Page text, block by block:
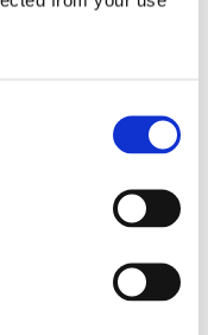
som
för att
filtrerat för att
mil. Rampen är